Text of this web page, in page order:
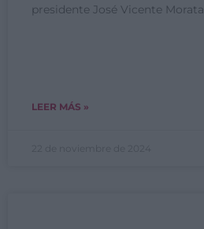
presidente José Vicente Morata
LEER MÁS »